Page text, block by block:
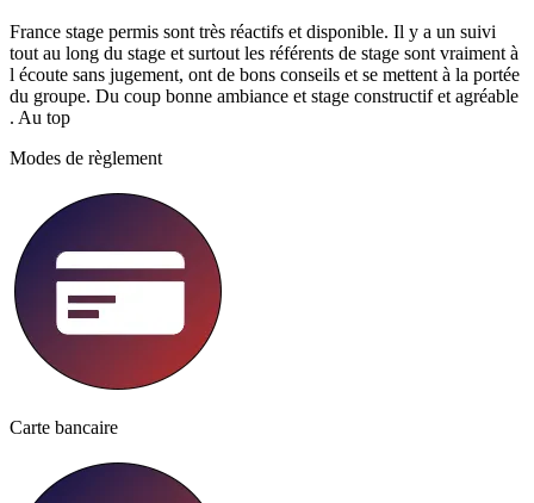
France stage permis sont très réactifs et disponible. Il y a un suivi
tout au long du stage et surtout les référents de stage sont vraiment à
l écoute sans jugement, ont de bons conseils et se mettent à la portée
du groupe. Du coup bonne ambiance et stage constructif et agréable
. Au top
Modes de règlement
Carte bancaire